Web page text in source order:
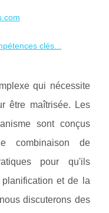
clés...
qui nécessite
être maîtrisée. Les
sont conçus
combinaison de
pour qu'ils
et de la
discuterons des